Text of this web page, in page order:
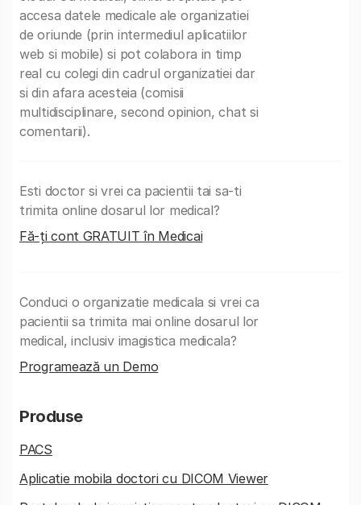
accesa datele medicale ale organizatiei
de oriunde (prin intermediul aplicatiilor
web si mobile) si pot colabora in timp
real cu colegi din cadrul organizatiei dar
si din afara acesteia (comisii
multidisciplinare, second opinion, chat si
comentarii).
Esti doctor si vrei ca pacientii tai sa-ti
trimita online dosarul lor medical?
Fă-ți cont GRATUIT în Medicai
Conduci o organizatie medicala si vrei ca
pacientii sa trimita mai online dosarul lor
medical, inclusiv imagistica medicala?
Programează un Demo
Produse
PACS
Aplicatie mobila doctori cu DICOM Viewer